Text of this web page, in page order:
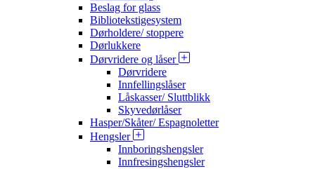
Beslag for glass
Bibliotekstigesystem
Dørholdere/ stoppere
Dørlukkere
Dørvridere og låser
Dørvridere
Innfellingslåser
Låskasser/ Sluttblikk
Skyvedørlåser
Hasper/Skåter/ Espagnoletter
Hengsler
Innboringshengsler
Innfresingshengsler